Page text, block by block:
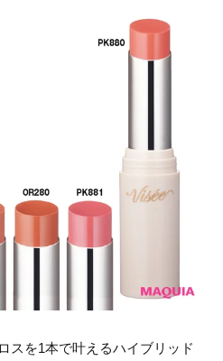
スを1本で叶えるハイブリッド